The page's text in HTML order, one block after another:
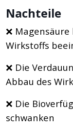
Nachteile
❌
Wirkstoffs
❌ Die
Abbau des
❌ Die
schwanken